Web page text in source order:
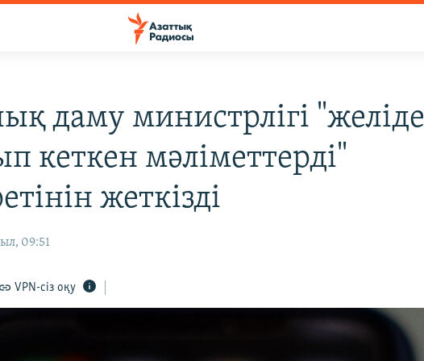
даму министрлігі "желіде
кеткен мәліметтерді"
жеткізді
09:51
VPN-сіз оқу